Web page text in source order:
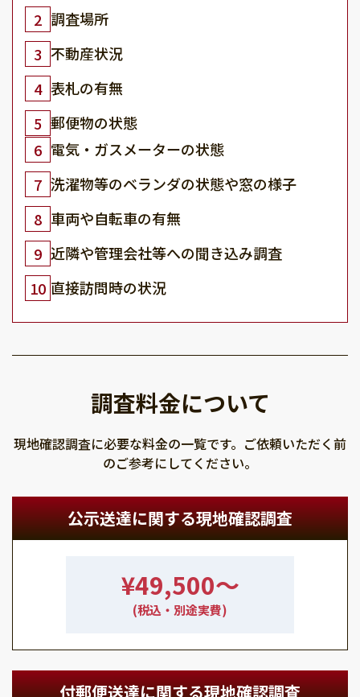
2 調査場所
3 不動産状況
4 表札の有無
5 郵便物の状態
6 電気・ガスメーターの状態
7 洗濯物等のベランダの状態や窓の様子
8 車両や自転車の有無
9 近隣や管理会社等への聞き込み調査
10 直接訪問時の状況
調査料金について
現地確認調査に必要な料金の一覧です。ご依頼いただく前
のご参考にしてください。
公示送達に関する現地確認調査
¥49,500〜
(税込・別途実費)
付郵便送達に関する現地確認調査